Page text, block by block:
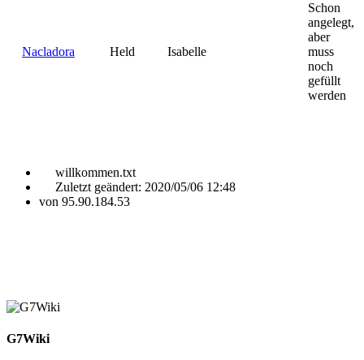
Nacladora Held Isabelle
Schon
angelegt,
aber
muss
noch
gefüllt
werden
willkommen.txt
Zuletzt geändert: 2020/05/06 12:48
von 95.90.184.53
G7Wiki